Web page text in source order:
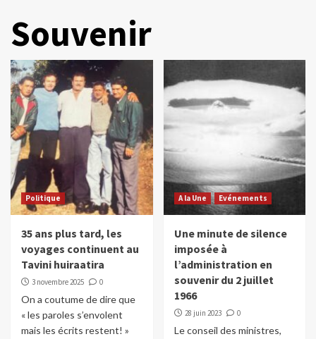
Souvenir
Politique
35 ans plus tard, les
voyages continuent au
Tavini huiraatira
3 novembre 2025 0
On a coutume de dire que
« les paroles s’envolent
mais les écrits restent! »
A la Une Evénements
Une minute de silence
imposée à
l’administration en
souvenir du 2 juillet
1966
28 juin 2023 0
Le conseil des ministres,